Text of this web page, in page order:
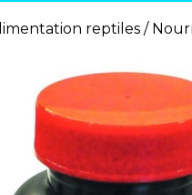
reptiles